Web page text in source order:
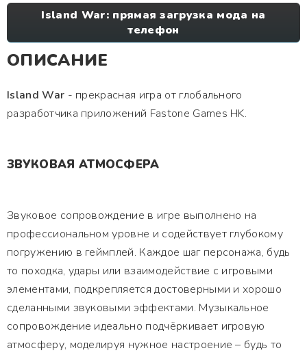
Island War: прямая загрузка мода на
телефон
ОПИСАНИЕ
Island War - прекрасная игра от глобального
разработчика приложений Fastone Games HK.
ЗВУКОВАЯ АТМОСФЕРА
Звуковое сопровождение в игре выполнено на
профессиональном уровне и содействует глубокому
погружению в геймплей. Каждое шаг персонажа, будь
то походка, удары или взаимодействие с игровыми
элементами, подкрепляется достоверными и хорошо
сделанными звуковыми эффектами. Музыкальное
сопровождение идеально подчёркивает игровую
атмосферу, моделируя нужное настроение – будь то